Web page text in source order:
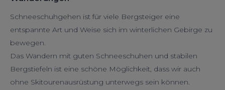
Schneeschuhgehen ist für viele Bergsteiger eine
entspannte Art und Weise sich im winterlichen Gebirge zu
bewegen.
Das Wandern mit guten Schneeschuhen und stabilen
Bergstiefeln ist eine schöne Möglichkeit, dass wir auch
ohne Skitourenausrüstung unterwegs sein können.